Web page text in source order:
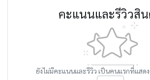
คะแนนและรีวิวสิ
ยังไม่มีคะแนนและรีวิว เป็นคนแรกที่แสด